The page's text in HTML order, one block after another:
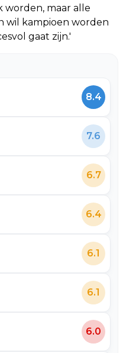
worden, maar alle
wil kampioen worden
gaat zijn.'
8.4
7.6
6.7
6.4
6.1
6.1
6.0